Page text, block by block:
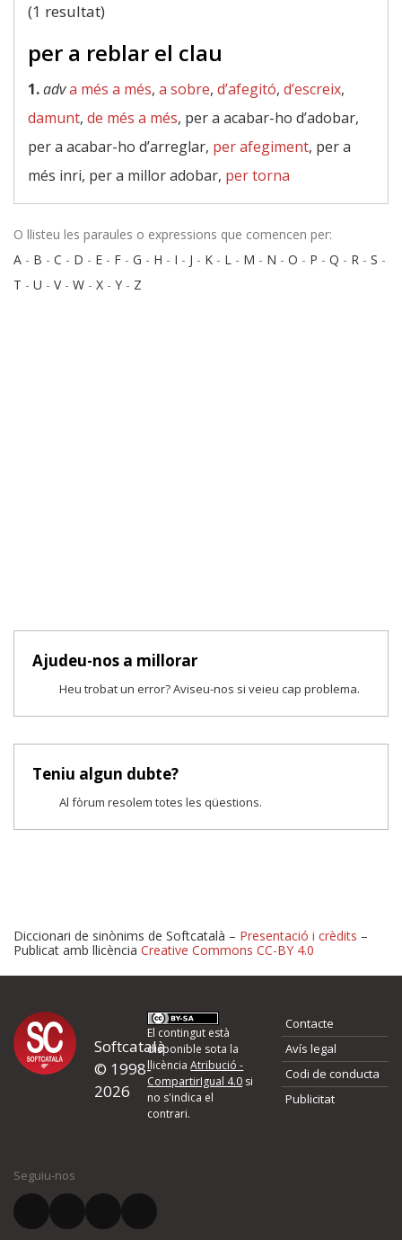
(1 resultat)
per a reblar el clau
1.adva més a més, a sobre, d’afegitó, d’escreix,
damunt, de més a més, per a acabar-ho d’adobar,
per a acabar-ho d’arreglar, per afegiment, per a
més inri, per a millor adobar, per torna
O llisteu les paraules o expressions que comencen per:
A - B - C - D - E - F - G - H - I - J - K - L - M - N - O - P - Q - R - S -
T - U - V- W - X - Y - Z
Ajudeu-nos a millorar
Heu trobat un error? Aviseu-nos si veieu cap problema.
Teniu algun dubte?
Al fòrum resolem totes les qüestions.
Proposeu-nos millores o
d'errors
Si heu trobat un error o voleu proposar alguna millora, ompliu els
quina és la millora que proposeu o l'error del qual voleu informar-
El vostre correu electrònic *
Diccionari de sinònims de Softcatalà – Presentació i crèdits –
Publicat amb llicència Creative Commons CC-BY 4.0
Softcatalà
© 1998-
2026
El contingut està
disponible sota la
llicènciaAtribució -
CompartirIgual 4.0 si
no s'indica el
contrari.
Contacte
Avís legal
Codi de conducta
Publicitat
Seguiu-nos